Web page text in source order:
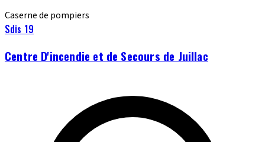
Caserne de pompiers
Sdis 19
Centre D'incendie et de Secours de Juillac